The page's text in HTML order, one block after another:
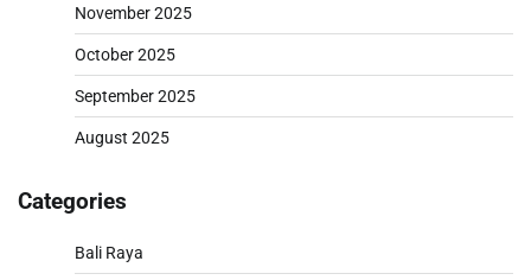
November 2025
October 2025
September 2025
August 2025
Categories
Bali Raya